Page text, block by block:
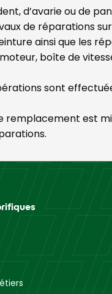
d’avarie ou de
de réparations
ainsi que les
boîte de
sont
remplacement est